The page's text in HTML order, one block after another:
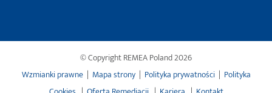
© Copyright REMEA Poland2026
Wzmianki prawne| Mapa strony| Polityka prywatności| Polityka